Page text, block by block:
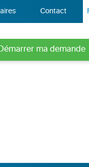
Contact
ma demande